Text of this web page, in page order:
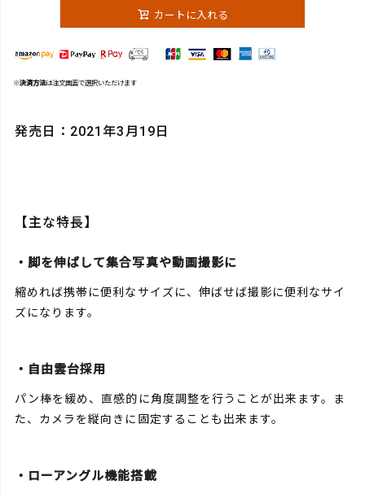
カートに入れる
※決済方法は注文画面で選択いただけます
発売日：2021年3月19日
【主な特長】
・脚を伸ばして集合写真や動画撮影に
縮めれば携帯に便利なサイズに、伸ばせば撮影に便利なサイ
ズになります。
・自由雲台採用
パン棒を緩め、直感的に角度調整を行うことが出来ます。ま
た、カメラを縦向きに固定することも出来ます。
・ローアングル機能搭載